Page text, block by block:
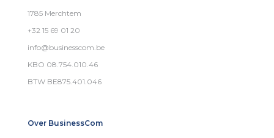
1785 Merchtem
+32 15 69 01 20
info@businesscom.be
KBO 08.754.010.46
BTW BE875.401.046
Over BusinessCom